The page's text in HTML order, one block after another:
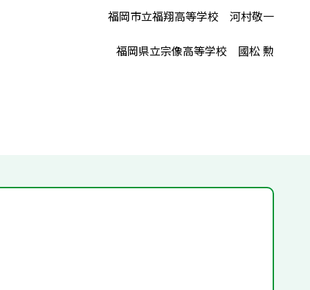
福岡市立福翔高等学校 河村敬一
福岡県立宗像高等学校 國松 勲